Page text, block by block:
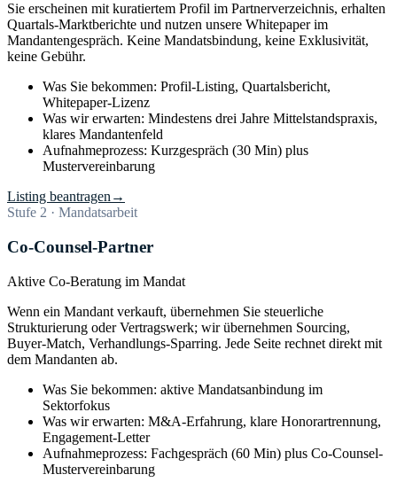
Sie erscheinen mit kuratiertem Profil im Partnerverzeichnis, erhalten
Quartals-Marktberichte und nutzen unsere Whitepaper im
Mandantengespräch. Keine Mandatsbindung, keine Exklusivität,
keine Gebühr.
Was Sie bekommen: Profil-Listing, Quartalsbericht,
Whitepaper-Lizenz
Was wir erwarten: Mindestens drei Jahre Mittelstandspraxis,
klares Mandantenfeld
Aufnahmeprozess: Kurzgespräch (30 Min) plus
Mustervereinbarung
Listing beantragen →
Stufe 2 · Mandatsarbeit
Co-Counsel-Partner
Aktive Co-Beratung im Mandat
Wenn ein Mandant verkauft, übernehmen Sie steuerliche
Strukturierung oder Vertragswerk; wir übernehmen Sourcing,
Buyer-Match, Verhandlungs-Sparring. Jede Seite rechnet direkt mit
dem Mandanten ab.
Was Sie bekommen: aktive Mandatsanbindung im
Sektorfokus
Was wir erwarten: M&A-Erfahrung, klare Honorartrennung,
Engagement-Letter
Aufnahmeprozess: Fachgespräch (60 Min) plus Co-Counsel-
Mustervereinbarung